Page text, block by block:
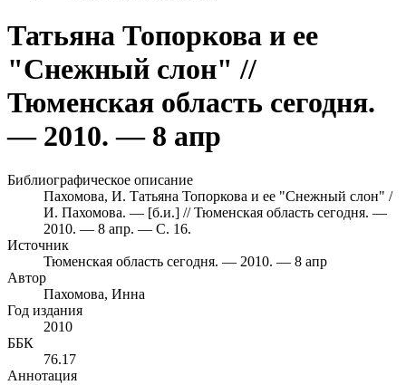
Татьяна Топоркова и ее
"Снежный слон" //
Тюменская область сегодня.
— 2010. — 8 апр
Библиографическое описание
Пахомова, И. Татьяна Топоркова и ее "Снежный слон" /
И. Пахомова. — [б.и.] // Тюменская область сегодня. —
2010. — 8 апр. — С. 16.
Источник
Тюменская область сегодня. — 2010. — 8 апр
Автор
Пахомова, Инна
Год издания
2010
ББК
76.17
Аннотация